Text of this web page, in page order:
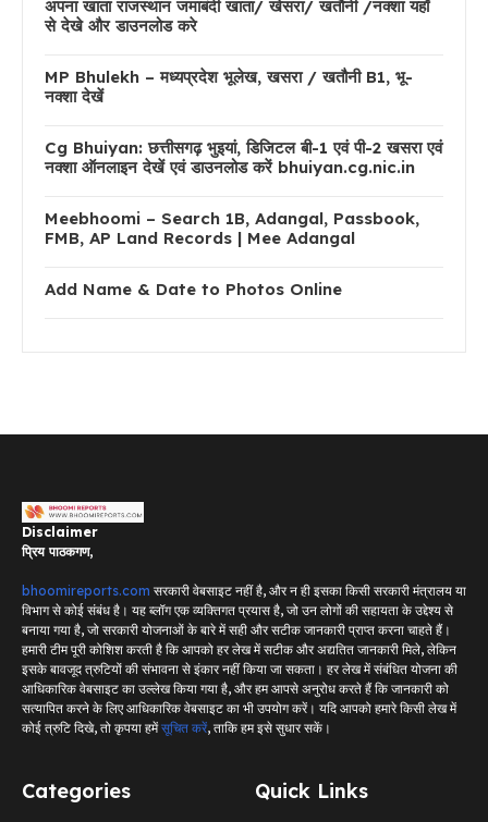
अपना खाता राजस्थान जमाबंदी खाता/ खेसरा/ खतौनी /नक्शा यहाँ
से देखे और डाउनलोड करे
MP Bhulekh – मध्यप्रदेश भूलेख, खसरा / खतौनी B1, भू-
नक्शा देखें
Cg Bhuiyan: छत्तीसगढ़ भुइयां, डिजिटल बी-1 एवं पी-2 खसरा एवं
नक्शा ऑनलाइन देखें एवं डाउनलोड करें bhuiyan.cg.nic.in
Meebhoomi – Search 1B, Adangal, Passbook,
FMB, AP Land Records | Mee Adangal
Add Name & Date to Photos Online
Disclaimer
प्रिय पाठकगण,
bhoomireports.com सरकारी वेबसाइट नहीं है, और न ही इसका किसी सरकारी मंत्रालय या
विभाग से कोई संबंध है। यह ब्लॉग एक व्यक्तिगत प्रयास है, जो उन लोगों की सहायता के उद्देश्य से
बनाया गया है, जो सरकारी योजनाओं के बारे में सही और सटीक जानकारी प्राप्त करना चाहते हैं।
हमारी टीम पूरी कोशिश करती है कि आपको हर लेख में सटीक और अद्यतित जानकारी मिले, लेकिन
इसके बावजूद त्रुटियों की संभावना से इंकार नहीं किया जा सकता। हर लेख में संबंधित योजना की
आधिकारिक वेबसाइट का उल्लेख किया गया है, और हम आपसे अनुरोध करते हैं कि जानकारी को
सत्यापित करने के लिए आधिकारिक वेबसाइट का भी उपयोग करें। यदि आपको हमारे किसी लेख में
कोई त्रुटि दिखे, तो कृपया हमेंसूचित करें, ताकि हम इसे सुधार सकें।
Categories Quick Links